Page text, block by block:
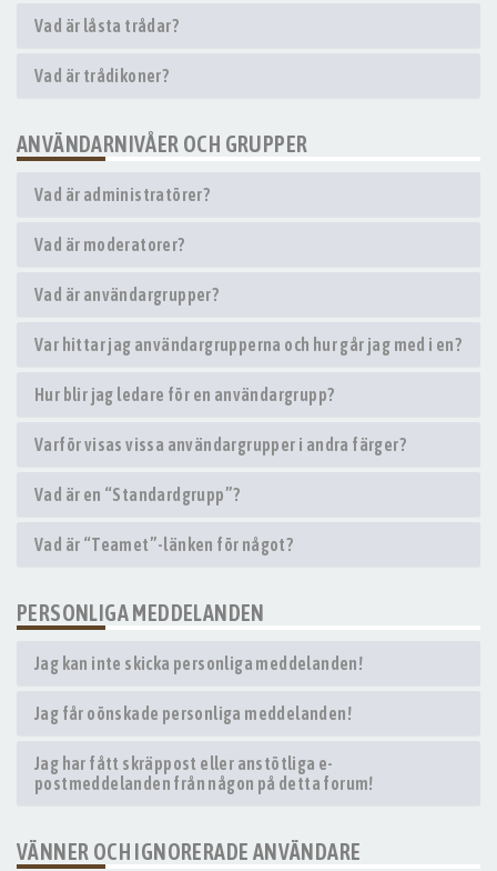
Vad är låsta trådar?
Vad är trådikoner?
ANVÄNDARNIVÅER OCH GRUPPER
Vad är administratörer?
Vad är moderatorer?
Vad är användargrupper?
Var hittar jag användargrupperna och hur går jag med i en?
Hur blir jag ledare för en användargrupp?
Varför visas vissa användargrupper i andra färger?
Vad är en “Standardgrupp”?
Vad är “Teamet”-länken för något?
PERSONLIGA MEDDELANDEN
Jag kan inte skicka personliga meddelanden!
Jag får oönskade personliga meddelanden!
Jag har fått skräppost eller anstötliga e-
postmeddelanden från någon på detta forum!
VÄNNER OCH IGNORERADE ANVÄNDARE